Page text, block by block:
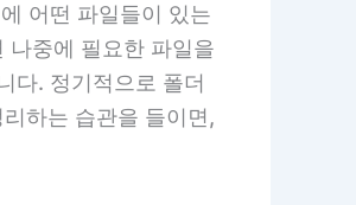
어떤 파일들이 있는
나중에 필요한 파일을
다. 정기적으로 폴더
하는 습관을 들이면,